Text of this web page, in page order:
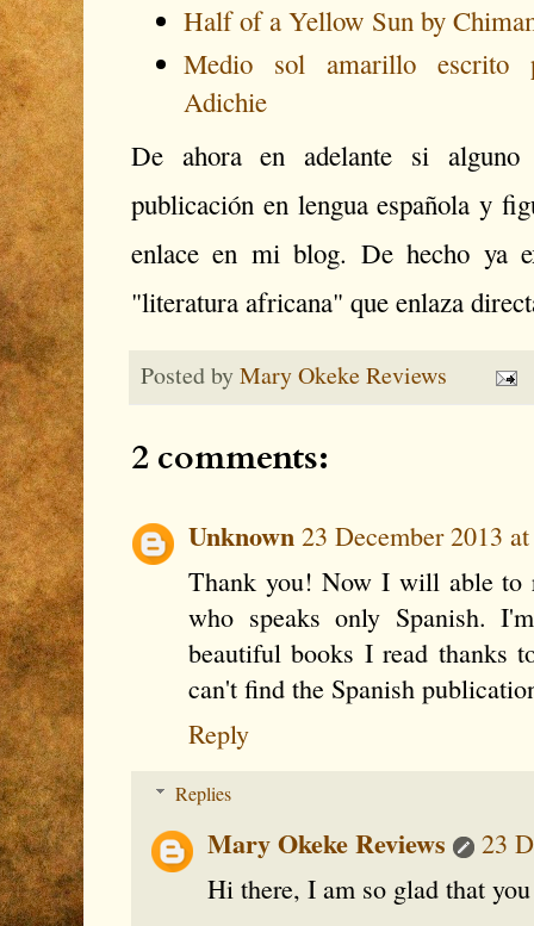
Half of a Yellow Sun by
Medio sol amarillo escrito
Adichie
De ahora en adelante si
publicación en lengua española y
enlace en mi blog. De hecho ya
"literatura africana" que enlaza
Posted byMary Okeke Reviews
2 comments:
Unknown 23 December 2013
Thank you! Now I will able to
who speaks only Spanish.
beautiful books I read thanks
can't find the Spanish
Reply
Replies
Mary Okeke Reviews
23
Hi there, I am so glad that